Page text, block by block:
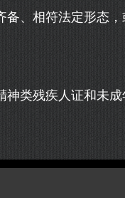
、相符法定形态，
类残疾人证和未成